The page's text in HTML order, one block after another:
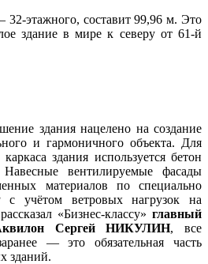
32-этажного, составит 99,96 м. Это
здание в мире к северу от 61-й
здания нацелено на создание
и гармоничного объекта. Для
здания используется бетон
вентилируемые фасады
материалов по специально
с учётом ветровых нагрузок на
«Бизнес-классу» главный
Сергей НИКУЛИН, все
— это обязательная часть
зданий.